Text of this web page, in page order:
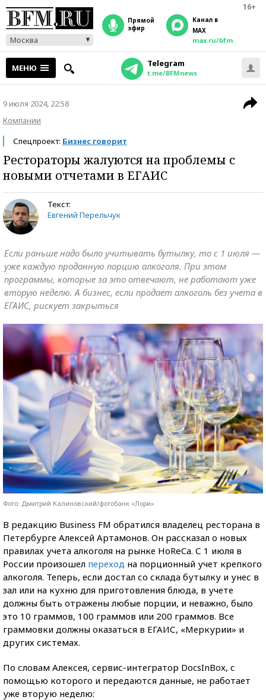
16+
Москва
прямой
эфир
Канал в
MAX
max.ru/bfm
МЕНЮ Telegram
t.me/BFMnews
9 июля 2024, 22:58
Компании
Спецпроект: Бизнес говорит
Рестораторы жалуются на проблемы с
новыми отчетами в ЕГАИС
Текст:
Евгений Перельчук
Если раньше надо было учитывать бутылку, то с 1 июля —
уже каждую проданную порцию алкоголя. При этом
программы, которые за это отвечают, не работают уже
вторую неделю. А бизнес, если продает алкоголь без учета в
ЕГАИС, рискует закрыться
Фото: Дмитрий Калиновский/фотобанк «Лори»
В редакцию Business FM обратился владелец ресторана в
Петербурге Алексей Артамонов. Он рассказал о новых
правилах учета алкоголя на рынке HoReCa. С 1 июля в
России произошел переход на порционный учет крепкого
алкоголя. Теперь, если достал со склада бутылку и унес в
зал или на кухню для приготовления блюда, в учете
должны быть отражены любые порции, и неважно, было
это 10 граммов, 100 граммов или 200 граммов. Все
граммовки должны оказаться в ЕГАИС, «Меркурии» и
других системах.
По словам Алексея, сервис-интегратор DocsInBox, с
помощью которого и передаются данные, не работает
уже вторую неделю: